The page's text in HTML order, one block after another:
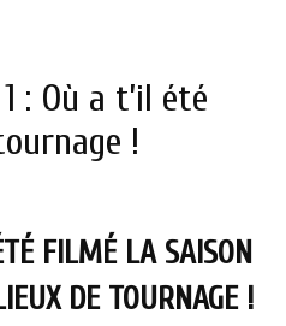
: Où a t’il été
!
FILMÉ LA SAISON
DE TOURNAGE !